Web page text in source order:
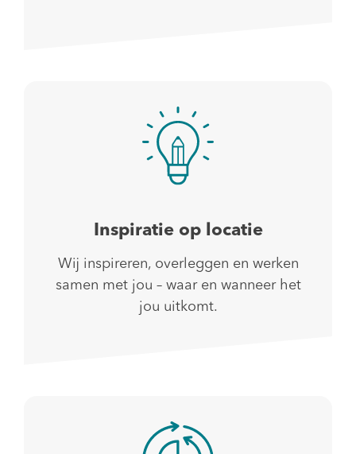
Inspiratie op locatie
Wij inspireren, overleggen en werken
samen met jou – waar en wanneer het
jou uitkomt.